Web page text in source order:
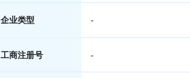
企业类型 -
工商注册号 -